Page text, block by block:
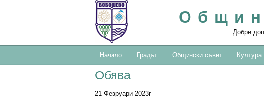
Добре
Начало Градът Общински съвет Култура
Обява
21 Февруари 2023г.